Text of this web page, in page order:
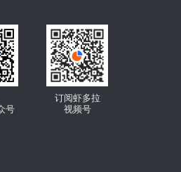
号
订阅虾多拉
视频号